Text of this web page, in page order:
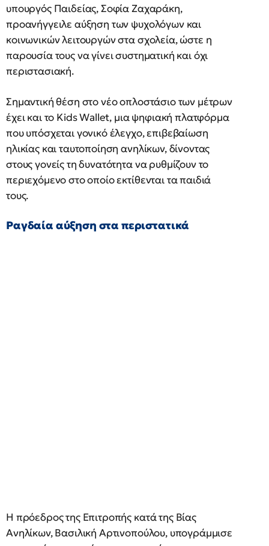
υπουργός Παιδείας, Σοφία Ζαχαράκη,
προανήγγειλε αύξηση των ψυχολόγων και
κοινωνικών λειτουργών στα σχολεία, ώστε η
παρουσία τους να γίνει συστηματική και όχι
περιστασιακή.
Σημαντική θέση στο νέο οπλοστάσιο των μέτρων
έχει και το Kids Wallet, μια ψηφιακή πλατφόρμα
που υπόσχεται γονικό έλεγχο, επιβεβαίωση
ηλικίας και ταυτοποίηση ανηλίκων, δίνοντας
στους γονείς τη δυνατότητα να ρυθμίζουν το
περιεχόμενο στο οποίο εκτίθενται τα παιδιά
τους.
Ραγδαία αύξηση στα περιστατικά
Η πρόεδρος της Επιτροπής κατά της Βίας
Ανηλίκων, Βασιλική Αρτινοπούλου, υπογράμμισε